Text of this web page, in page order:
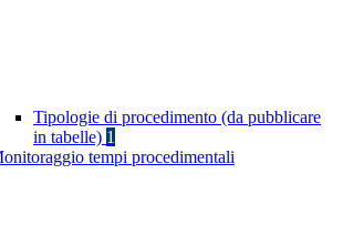
Tipologie di procedimento (da pubblicare
in tabelle) 1
tempi procedimentali